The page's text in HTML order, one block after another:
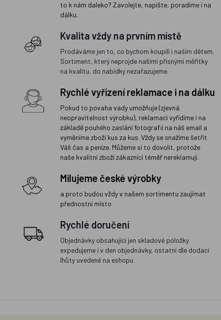
to k nám daleko? Zavolejte, napište, poradíme i na
dálku.
Kvalita vždy na prvním místě
Prodáváme jen to, co bychom koupili i našim dětem.
Sortiment, který neprojde našimi přísnými měřítky
na kvalitu, do nabídky nezařazujeme.
Rychlé vyřízení reklamace i na dálku
Pokud to povaha vady umožňuje (zjevná
neopravitelnost výrobku), reklamaci vyřídíme i na
základě pouhého zaslání fotografií na náš email a
vyměníme zboží kus za kus. Vždy se snažíme šetřit
Váš čas a peníze. Můžeme si to dovolit, protože
naše kvalitní zboží zákazníci téměř nereklamují.
Milujeme české výrobky
a proto budou vždy v našem sortimentu zaujímat
přednostní místo
Rychlé doručení
Objednávky obsahující jen skladové položky
expedujeme i v den objednávky, ostatní dle dodací
lhůty uvedené na eshopu